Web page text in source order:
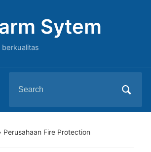
Sytem
berkualitas
for:
Perusahaan Fire Protection